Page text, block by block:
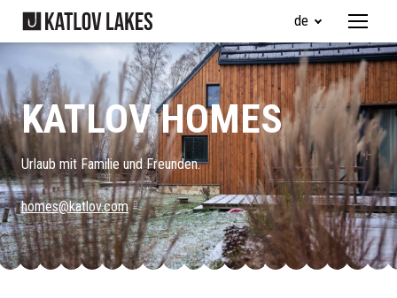
Menü
de
KATLOV HOMES
Urlaub mit Familie und Freunden.
homes@katlov.com